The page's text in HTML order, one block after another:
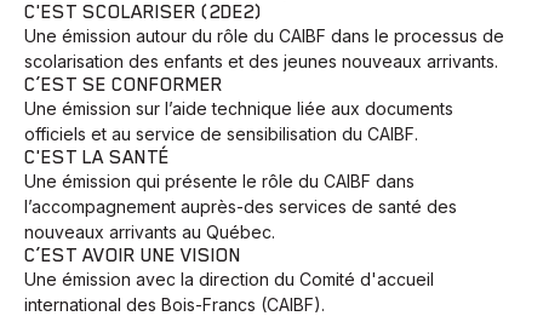
C'EST SCOLARISER (2DE2)
Une émission autour du rôle du CAIBF dans le processus de
scolarisation des enfants et des jeunes nouveaux arrivants.
C’EST SE CONFORMER
Une émission sur l’aide technique liée aux documents
officiels et au service de sensibilisation du CAIBF.
C'EST LA SANTÉ
Une émission qui présente le rôle du CAIBF dans
l’accompagnement auprès-des services de santé des
nouveaux arrivants au Québec.
C’EST AVOIR UNE VISION
Une émission avec la direction du Comité d'accueil
international des Bois-Francs (CAIBF).